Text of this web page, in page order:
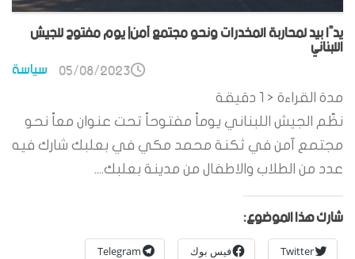
يدًا بيد لمحاربة المخدرات ونحو مجتمع آمن| يوم مفتوح للجيش
اللبناني
سياسة 05/08/2023
مدة القراءة < 1
دقيقة
نظّم الجيش اللبناني يوماً مفتوحاً تحت عنوان معاً نحو
مجتمع آمن في ثكنة محمد مكي في بعلبك شارك فيه
عدد من الطلاب والاطفال من مدينة بعلبك....
شارك هذا الموضوع:
Twitter فيس بوك Telegram